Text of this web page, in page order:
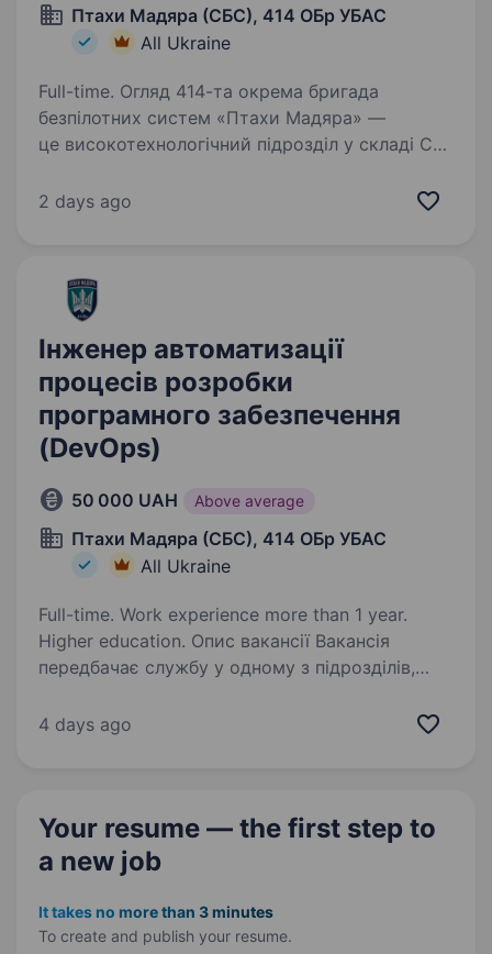
Птахи Мадяра (СБС), 414 ОБр УБАС
All Ukraine
Full-time. Огляд 414-та окрема бригада
безпілотних систем «Птахи Мадяра» —
це високотехнологічний підрозділ у складі Сил
що спеціалізується на застосуванні ударних,
2 days ago
Інженер автоматизації
процесів розробки
програмного забезпечення
(DevOps)
50 000 UAH Above average
Птахи Мадяра (СБС), 414 ОБр УБАС
All Ukraine
Full-time. Work experience more than 1 year.
Higher education. Опис вакансії Вакансія
передбачає службу у одному з підрозділів,
Систем Збройних Сил України. Підрозділ
4 days ago
Your resume — the first step to
a new job
It takes no more than 3 minutes
To create and publish your resume.